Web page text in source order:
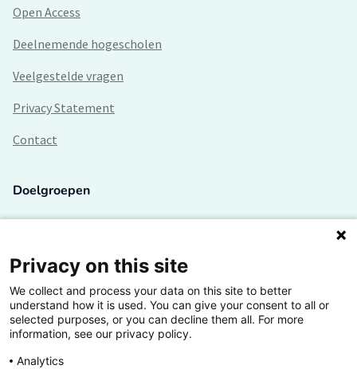
Open Access
Deelnemende hogescholen
Veelgestelde vragen
Privacy Statement
Contact
Doelgroepen
Lectoren en onderzoekers
Bedrijven
Hogescholen
Privacy on this site
We collect and process your data on this site to better
understand how it is used. You can give your consent to all or
selected purposes, or you can decline them all. For more
information, see our privacy policy.
Analytics